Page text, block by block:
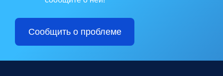
Сообщить о проблеме